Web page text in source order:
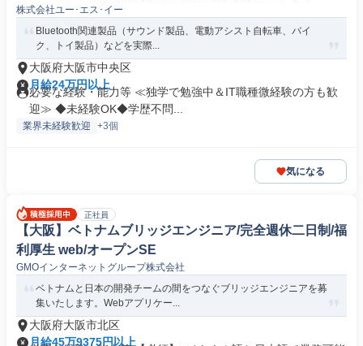
ョン)
株式会社ユー･エス･イー
Bluetooth関連製品（サウンド製品、電動アシスト自転車、バイ
ク、トイ製品）などを実際...
大阪府大阪市中央区
月給24万円以上
必要な経験・能力等 ≪独学で勉強中＆IT職種微経験の方も歓
迎≫ ◆未経験OK◆学歴不問...
業界未経験歓迎 +3個
気になる
正社員
【大阪】ベトナムブリッジエンジニア/完全週休二日制/福
利厚生 web/オープンSE
GMOインターネットグループ株式会社
ベトナムと日本の開発チームの間をつなぐブリッジエンジニアを募
集いたします。Webアプリケー...
大阪府大阪市北区
月給45万9375円以上